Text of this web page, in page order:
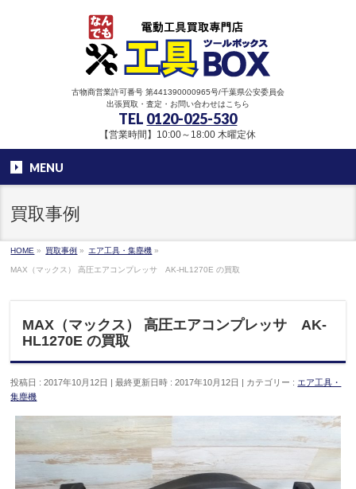
古物商営業許可番号 第441390000965号/千葉県公安委員会
出張買取・査定・お問い合わせはこちら
TEL 0120-025-530
【営業時間】10:00～18:00 木曜定休
MENU
買取事例
HOME » 買取事例 » エア工具・集塵機 »
MAX（マックス） 高圧エアコンプレッサ AK-HL1270E の買取
MAX（マックス） 高圧エアコンプレッサ AK-
HL1270E の買取
投稿日 : 2017年10月12日 最終更新日時 : 2017年10月12日 カテゴリー : エア工具・
集塵機